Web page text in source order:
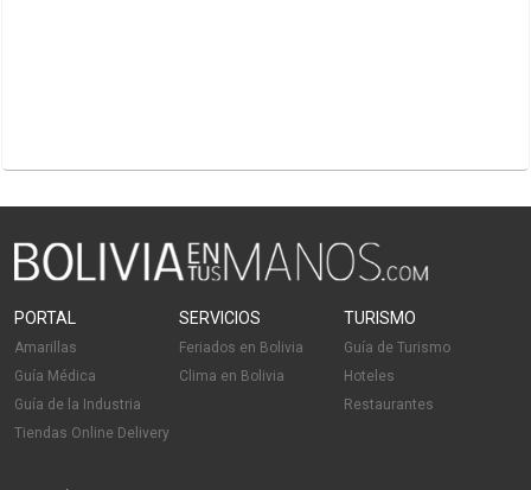
PORTAL
Amarillas
Guía Médica
Guía de la Industria
Tiendas Online Delivery
SERVICIOS
Feriados en Bolivia
Clima en Bolivia
TURISMO
Guía de Turismo
Hoteles
Restaurantes